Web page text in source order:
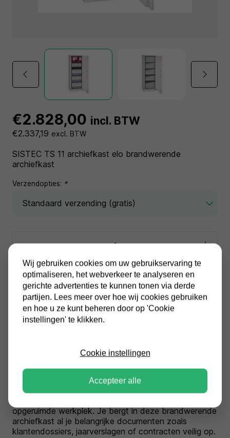
€2.828,00 incl. BTW
€2.337,19 excl. BTW
SISTEC TS 11 archiefkast elo brandwerende
archiefkast
Verzendopties: *
In winkelwagen
Alle prijzen zijn inclusief BTW
Altijd gratis verzending
Productinformatie
opgeruimde werkplek. Je bergt in deze brandwerende
archiefkast al je belangrijke documenten zoals
klantendossiers, jaarverslagen of contracten veilig op.
Wij gebruiken cookies om uw gebruikservaring te
optimaliseren, het webverkeer te analyseren en
gerichte advertenties te kunnen tonen via derde
partijen. Lees meer over hoe wij cookies gebruiken
en hoe u ze kunt beheren door op 'Cookie
instellingen' te klikken.
Cookie instellingen
Accepteer alle